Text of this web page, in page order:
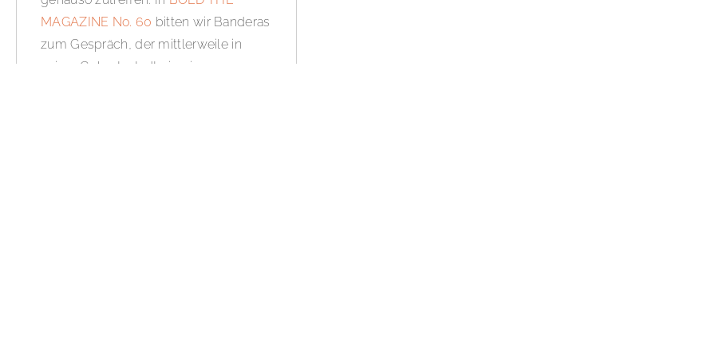
MAGAZINE No. 60 bitten wir Banderas
zum Gespräch, der mittlerweile in
seiner Geburtsstadt ein eigenes